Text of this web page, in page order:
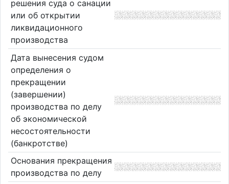
решения суда о санации
или об открытии
ликвидационного
производства
Дата вынесения судом
определения о
прекращении
(завершении)
производства по делу
об экономической
несостоятельности
(банкротстве)
Основания прекращения
производства по делу